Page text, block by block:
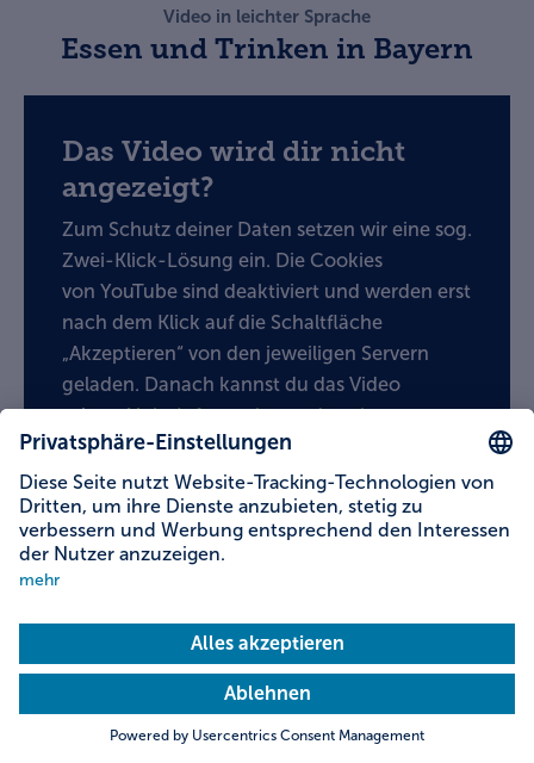
Video in leichter Sprache
Essen und Trinken in Bayern
Das Video wird dir nicht
angezeigt?
Zum Schutz deiner Daten setzen wir eine sog.
Zwei-Klick-Lösung ein. Die Cookies
von YouTube sind deaktiviert und werden erst
nach dem Klick auf die Schaltfläche
„Akzeptieren“ von den jeweiligen Servern
geladen. Danach kannst du das Video
sehen.Mehr Informationen dazu in unseren
Datenschutzhinweisen.
Akzeptieren
Video in Leichter Sprache
Was könnt ihr in Bayern ansehen?